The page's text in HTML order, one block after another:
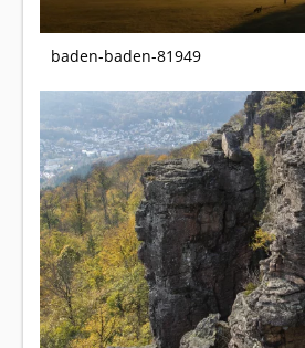
baden-baden-81949